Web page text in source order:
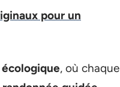
pour un
écologique, où chaque